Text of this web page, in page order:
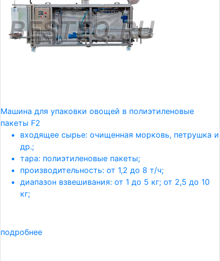
Машина для упаковки овощей в полиэтиленовые
пакеты F2
входящее сырье: очищенная морковь, петрушка и
др.;
тара: полиэтиленовые пакеты;
производительность: от 1,2 до 8 т/ч;
диапазон взвешивания: от 1 до 5 кг; от 2,5 до 10
кг;
подробнее